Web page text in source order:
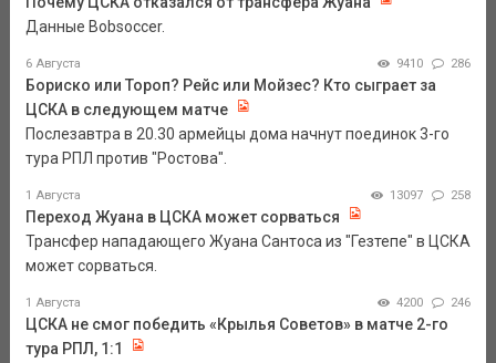
Данные Bobsoccer.
6 Августа 9410 286
Бориско или Тороп? Рейс или Мойзес? Кто сыграет за
ЦСКА в следующем матче
Послезавтра в 20.30 армейцы дома начнут поединок 3-го
тура РПЛ против "Ростова".
1 Августа 13097 258
Переход Жуана в ЦСКА может сорваться
Трансфер нападающего Жуана Сантоса из "Гезтепе" в ЦСКА
может сорваться.
1 Августа 4200 246
ЦСКА не смог победить «Крылья Советов» в матче 2-го
тура РПЛ, 1:1